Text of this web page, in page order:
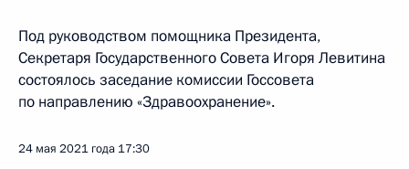
Под руководством помощника Президента,
Секретаря Государственного Совета Игоря Левитина
состоялось заседание комиссии Госсовета
по направлению «Здравоохранение».
24 мая 2021 года 17:30